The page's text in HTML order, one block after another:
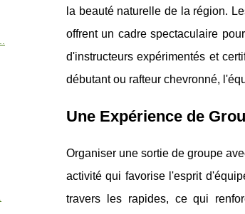
la beauté naturelle de la région.
offrent un cadre spectaculaire
d'instructeurs expérimentés et
débutant ou rafteur chevronné,
Une Expérience de
Organiser une sortie de groupe
activité qui favorise l'esprit
travers les rapides, ce qui